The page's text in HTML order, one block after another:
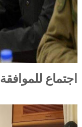
اجتماع